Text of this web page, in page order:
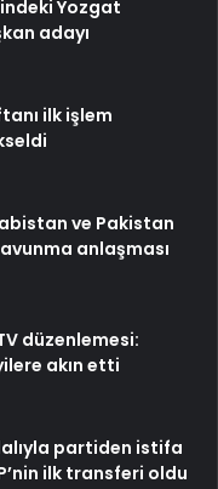
Yozgat
adayı
ilk işlem
ve Pakistan
anlaşması
düzenlemesi:
akın etti
partiden istifa
ilk transferi oldu